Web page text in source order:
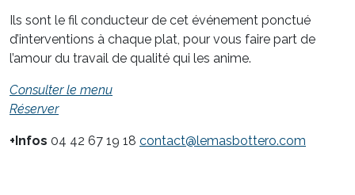
Ils sont le fil conducteur de cet événement ponctué
d’interventions à chaque plat, pour vous faire part de
l’amour du travail de qualité qui les anime.
Consulter le menu
Réserver
+Infos 04 42 67 19 18 contact@lemasbottero.com